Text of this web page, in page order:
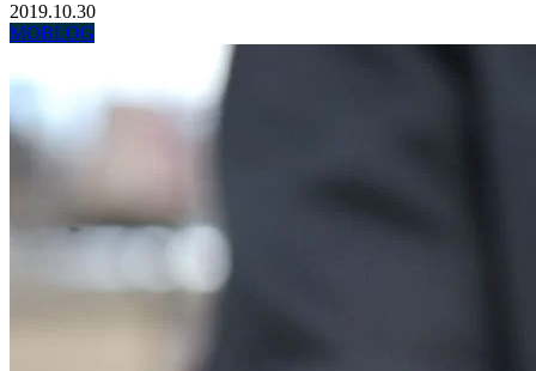
2019.10.30
MOBLOG